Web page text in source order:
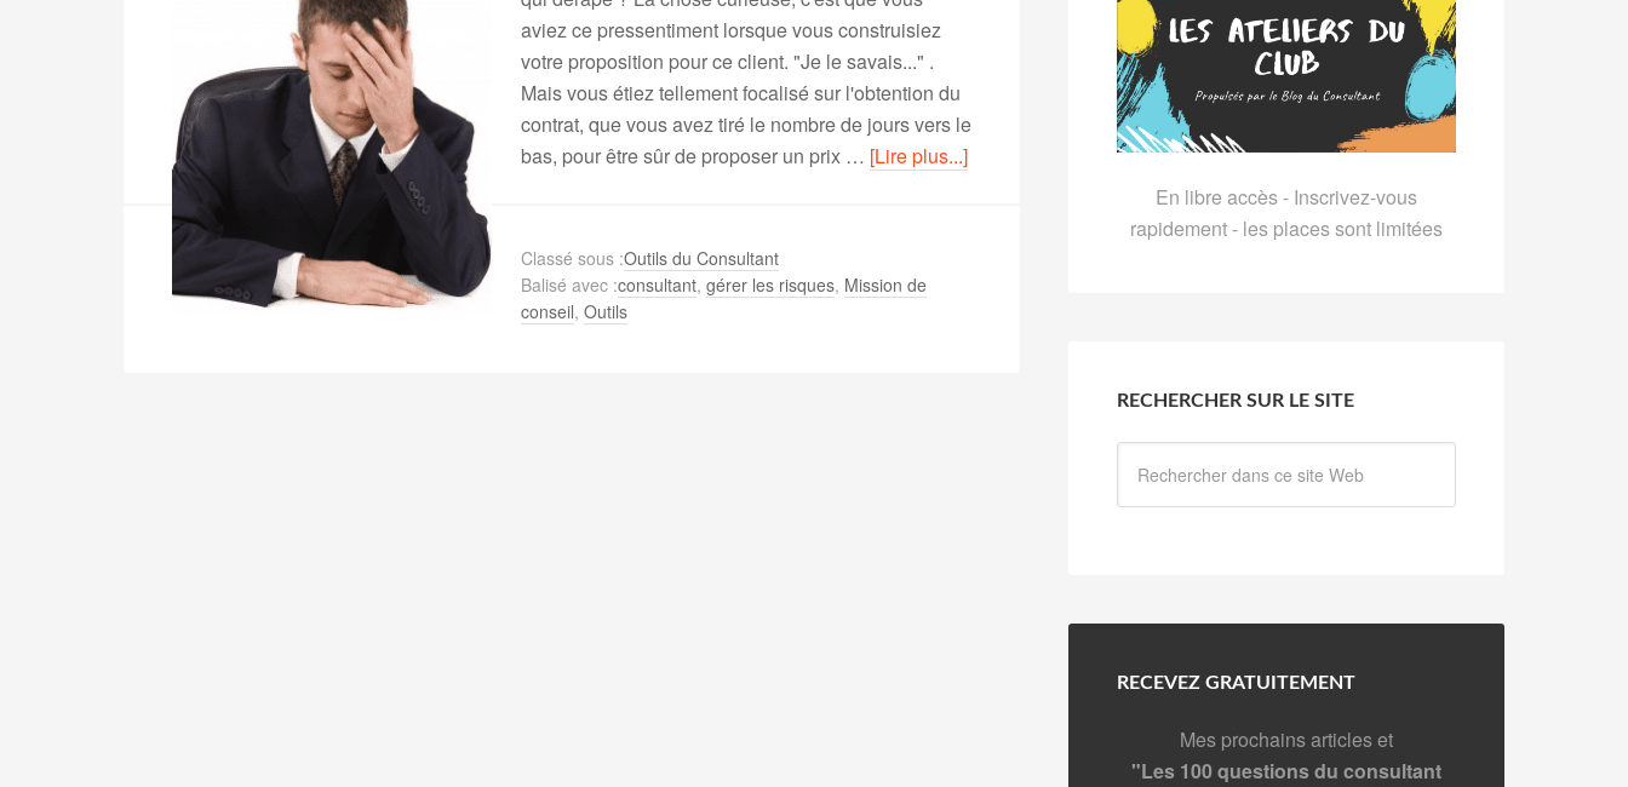
aviez ce pressentiment lorsque vous construisiez
votre proposition pour ce client. "Je le savais..." .
Mais vous étiez tellement focalisé sur l'obtention du
contrat, que vous avez tiré le nombre de jours vers le
bas, pour être sûr de proposer un prix … [Lire plus...]
Classé sous :Outils du Consultant
Balisé avec :consultant, gérer les risques, Mission de
conseil, Outils
En libre accès - Inscrivez-vous
rapidement - les places sont limitées
RECHERCHER SUR LE SITE
RECEVEZ GRATUITEMENT
Mes prochains articles et
"Les 100 questions du consultant